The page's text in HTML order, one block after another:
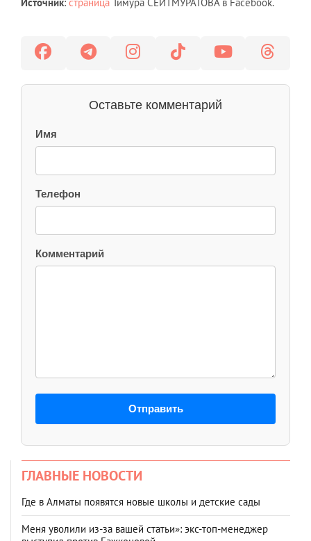
Оставьте комментарий
Имя
Телефон
Комментарий
Отправить
ГЛАВНЫЕ НОВОСТИ
Где в Алматы появятся новые школы и детские сады
Меня уволили из-за вашей статьи»: экс-топ-менеджер